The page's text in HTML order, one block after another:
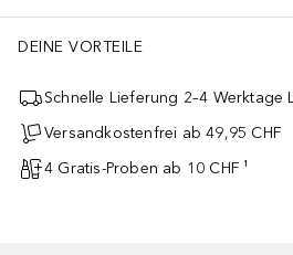
DEINE VORTEILE
Schnelle Lieferung 2–4 Werktage
Versandkostenfrei ab 49,95 CHF
4 Gratis-Proben ab 10 CHF ¹